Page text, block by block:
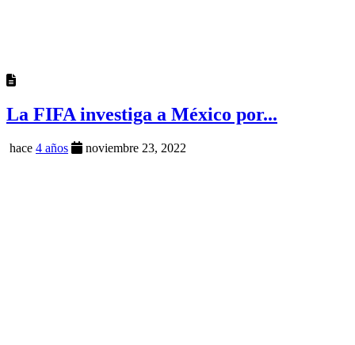
La FIFA investiga a México por...
hace 4 años noviembre 23, 2022